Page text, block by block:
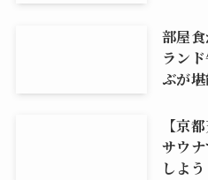
部屋
ラン
ぶが
【京
サウ
しよう